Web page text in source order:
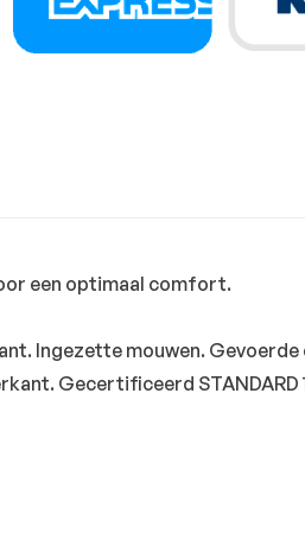
een optimaal comfort.
Ingezette mouwen.
Gecertificeerd STANDARD